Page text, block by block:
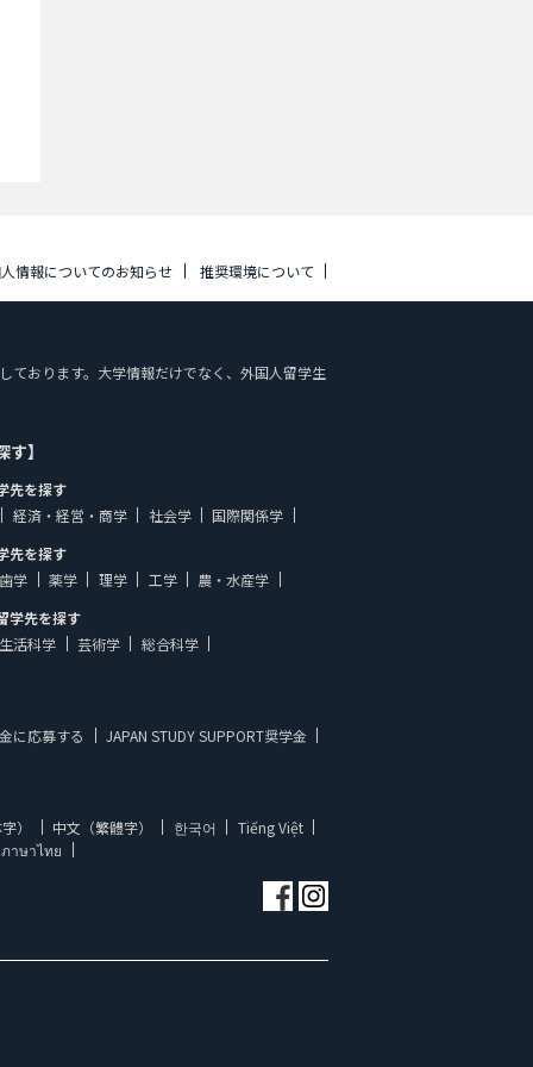
情報についてのお知らせ 推奨環境について
ております。大学情報だけでなく、外国人留学生
】
先を探す
経済・経営・商学
社会学
国際関係学
先を探す
学
薬学 理学 工学
農・水産学
学先を探す
生活科学
芸術学 総合科学
に応募する JAPAN STUDY SUPPORT奨学金
） 中文（繁體字） 한국어
Tiếng Việt
ภาษาไทย